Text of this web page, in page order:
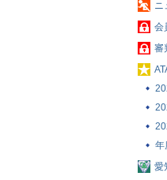
ニ
会
審
典
年
愛